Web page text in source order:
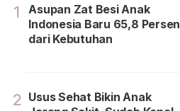
1
Asupan Zat Besi Anak
Indonesia Baru 65,8 Persen
dari Kebutuhan
2 Usus Sehat Bikin Anak